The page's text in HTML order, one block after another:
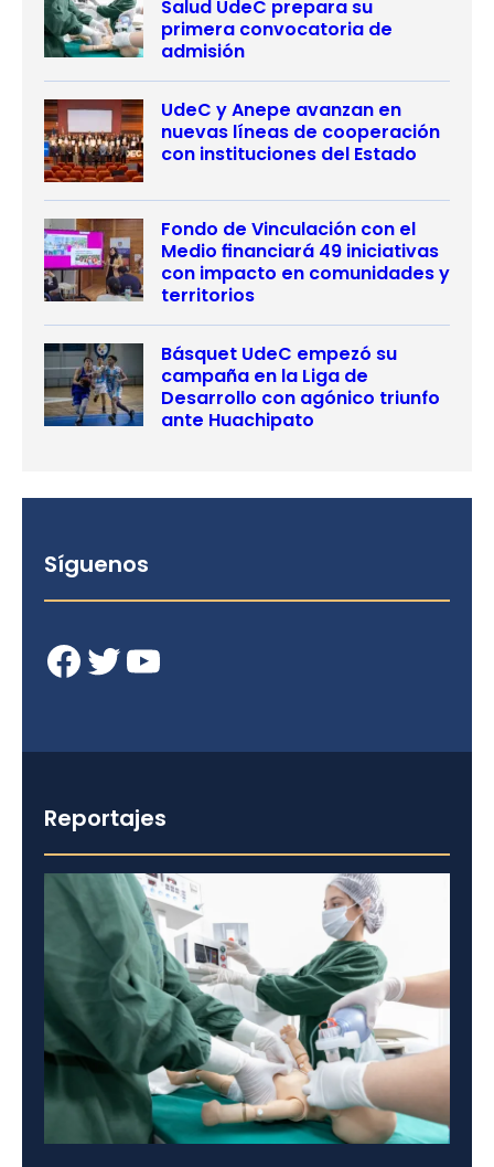
Salud UdeC prepara su
primera convocatoria de
admisión
UdeC y Anepe avanzan en
nuevas líneas de cooperación
con instituciones del Estado
Fondo de Vinculación con el
Medio financiará 49 iniciativas
con impacto en comunidades y
territorios
Básquet UdeC empezó su
campaña en la Liga de
Desarrollo con agónico triunfo
ante Huachipato
Síguenos
Facebook Twitter YouTube
Reportajes